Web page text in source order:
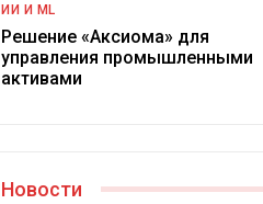
ИИ И ML
Решение «Аксиома» для
управления промышленными
активами
Новости